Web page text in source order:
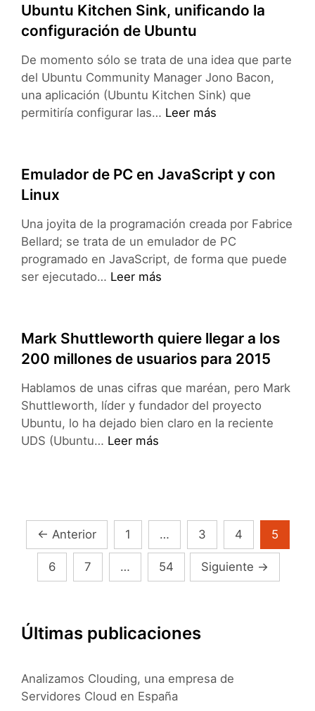
«Centro
software
de
Ubuntu»
Ubuntu Kitchen Sink, unificando la
configuración de Ubuntu
De momento sólo se trata de una idea que parte
del Ubuntu Community Manager Jono Bacon,
una aplicación (Ubuntu Kitchen Sink) que
permitiría configurar las… Ubuntu
la
de
Ubuntu
Leer más
Emulador de PC en JavaScript y con
Linux
Una joyita de la programación creada por Fabrice
Bellard; se trata de un emulador de PC
programado en JavaScript, de forma que puede
ser ejecutado… Emulador
JavaScript
y
con
Linux
Leer más
Mark Shuttleworth quiere llegar a los
200 millones de usuarios para 2015
Hablamos de unas cifras que maréan, pero Mark
Shuttleworth, líder y fundador del proyecto
Ubuntu, lo ha dejado bien claro en la reciente
UDS (Ubuntu… Mark
200
de
2015
Leer más
Navegación
de
entradas
← Anterior 1 … 3 4 5
6 7 … 54 Siguiente →
Últimas publicaciones
Analizamos Clouding, una empresa de
Servidores Cloud en España